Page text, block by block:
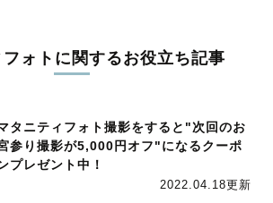
ォトに関するお役立ち記事
タニティフォト撮影をすると"次回のお
参り撮影が5,000円オフ"になるクーポ
プレゼント中！
2022.04.18更新